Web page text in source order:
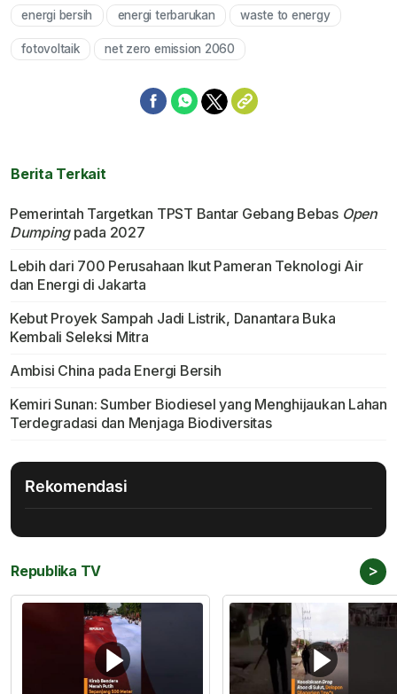
energi bersih energi terbarukan waste to energy
fotovoltaik net zero emission 2060
Berita Terkait
Pemerintah Targetkan TPST Bantar Gebang Bebas Open
Dumpingpada 2027
Lebih dari 700 Perusahaan Ikut Pameran Teknologi Air
dan Energi di Jakarta
Kebut Proyek Sampah Jadi Listrik, Danantara Buka
Kembali Seleksi Mitra
Ambisi China pada Energi Bersih
Kemiri Sunan: Sumber Biodiesel yang Menghijaukan Lahan
Terdegradasi dan Menjaga Biodiversitas
Rekomendasi
Republika TV >